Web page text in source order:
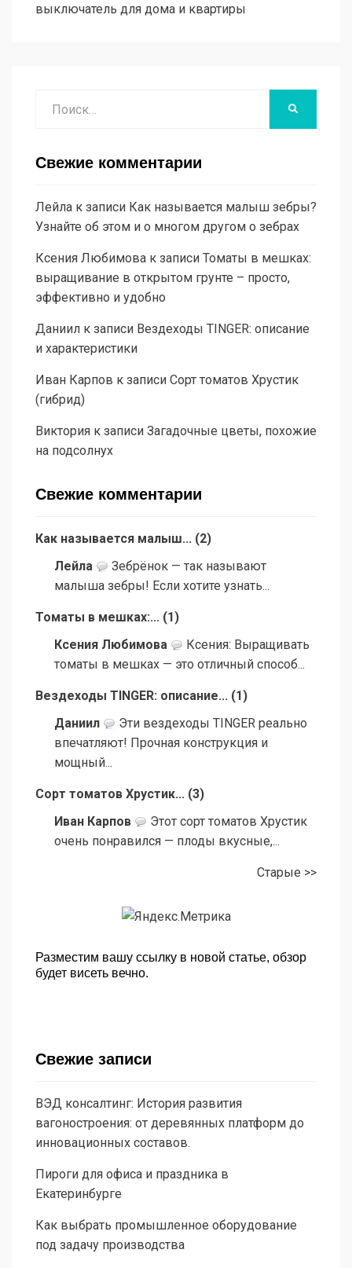
выключатель для дома и квартиры
Свежие комментарии
Лейла к записи Как называется малыш зебры?
Узнайте об этом и о многом другом о зебрах
Ксения Любимова к записи Томаты в мешках:
выращивание в открытом грунте – просто,
эффективно и удобно
Даниил к записи Вездеходы TINGER: описание
и характеристики
Иван Карпов к записи Сорт томатов Хрустик
(гибрид)
Виктория к записи Загадочные цветы, похожие
на подсолнух
Свежие комментарии
Как называется малыш... (2)
Лейла
Зебрёнок — так называют
малыша зебры! Если хотите узнать...
Томаты в мешках:... (1)
Ксения Любимова
Ксения: Выращивать
томаты в мешках — это отличный способ...
Вездеходы TINGER: описание... (1)
Даниил
Эти вездеходы TINGER реально
впечатляют! Прочная конструкция и
мощный...
Сорт томатов Хрустик... (3)
Иван Карпов
Этот сорт томатов Хрустик
очень понравился — плоды вкусные,...
Старые >>
Разместим вашу ссылку в новой статье, обзор
будет висеть вечно.
Свежие записи
ВЭД консалтинг: История развития
вагоностроения: от деревянных платформ до
инновационных составов.
Пироги для офиса и праздника в
Екатеринбурге
Как выбрать промышленное оборудование
под задачу производства